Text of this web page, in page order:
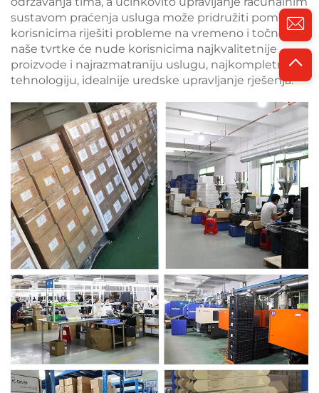
sustavom praćenja usluga može pridružiti pomoć
korisnicima riješiti probleme na vremeno i točno,
naše tvrtke će nude korisnicima najkvalitetnije
proizvode i najrazmatraniju uslugu, najkompletniju
tehnologiju, idealnije uredske upravljanje rješenja.